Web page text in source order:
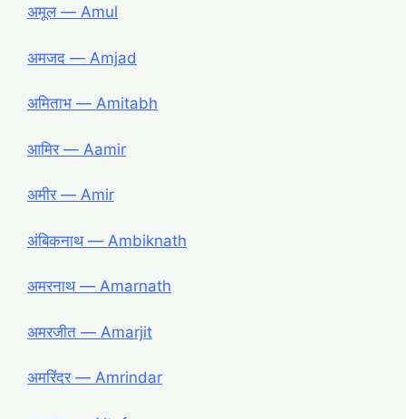
अमूल ― Amul
अमजद ― Amjad
अमिताभ ― Amitabh
आमिर ― Aamir
अमीर ― Amir
अंबिकनाथ ― Ambiknath
अमरनाथ ― Amarnath
अमरजीत ― Amarjit
अमरिंदर ― Amrindar